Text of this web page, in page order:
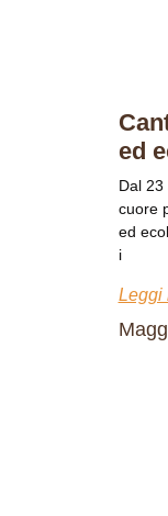
ed
Dal
cuore
ed
i
Leggi